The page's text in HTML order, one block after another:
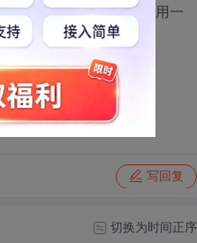
文件一致吗，能不能只用一
写回复
切换为时间正序